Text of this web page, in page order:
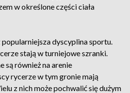
w określone części ciała
dyscyplina sportu.
stają w turniejowe szranki.
są również na arenie
rycerze w tym gronie mają
z nich może pochwalić się dużym